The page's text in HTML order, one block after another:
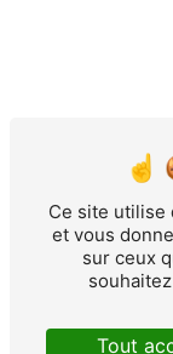
Ce site utilise
et vous
sur ceux
Tout